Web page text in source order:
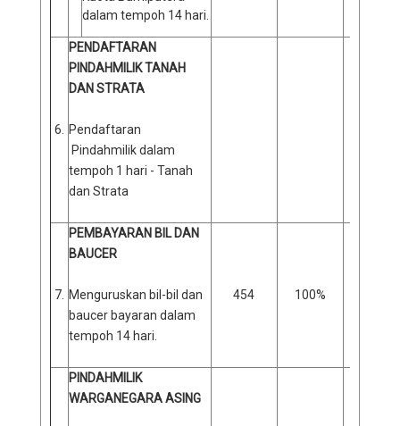
dalam tempoh 14 hari.
6.
PENDAFTARAN
PINDAHMILIK TANAH
DAN STRATA
Pendaftaran
Pindahmilik dalam
tempoh 1 hari - Tanah
dan Strata
7.
PEMBAYARAN BIL DAN
BAUCER
Menguruskan bil-bil dan
baucer bayaran dalam
tempoh 14 hari.
454 100%
PINDAHMILIK
WARGANEGARA ASING